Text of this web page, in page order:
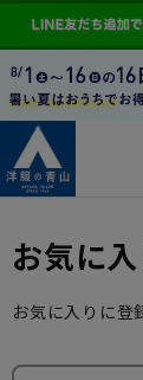
お気に入
お気に入りに登